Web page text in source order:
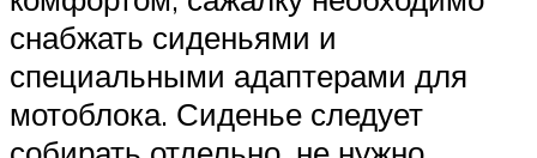
снабжать сиденьями и
специальными адаптерами для
мотоблока. Сиденье следует